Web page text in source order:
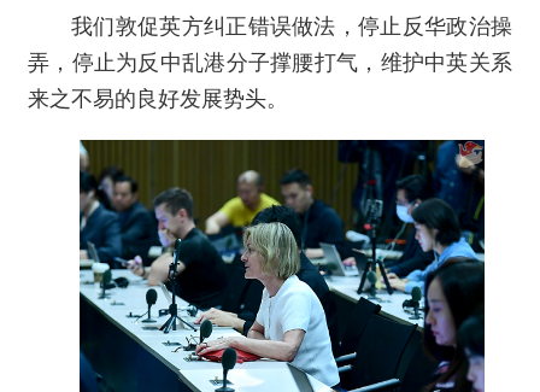
我们敦促英方纠正错误做法，停止反华政治操
弄，停止为反中乱港分子撑腰打气，维护中英关系
来之不易的良好发展势头。